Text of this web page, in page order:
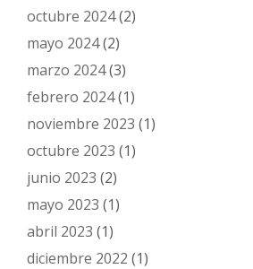
octubre 2024(2)
mayo 2024(2)
marzo 2024(3)
febrero 2024(1)
noviembre 2023 (1)
octubre 2023 (1)
junio 2023 (2)
mayo 2023 (1)
abril 2023 (1)
diciembre 2022 (1)